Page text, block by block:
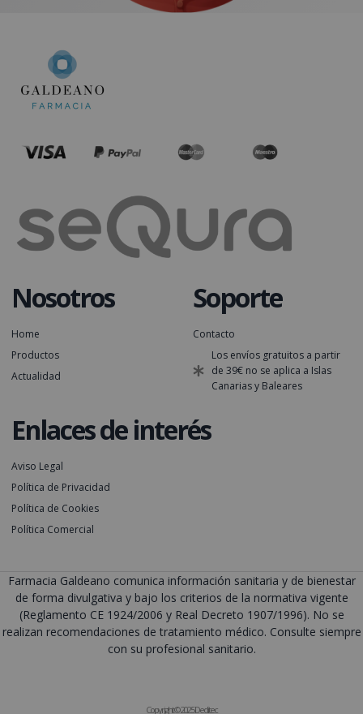
Nosotros
Home
Productos
Actualidad
Soporte
Contacto
Los envíos gratuitos a partir
de 39€ no se aplica a Islas
Canarias y Baleares
Enlaces de interés
Aviso Legal
Política de Privacidad
Política de Cookies
Política Comercial
Farmacia Galdeano comunica información sanitaria y de bienestar
de forma divulgativa y bajo los criterios de la normativa vigente
(Reglamento CE 1924/2006 y Real Decreto 1907/1996). No se
realizan recomendaciones de tratamiento médico. Consulte siempre
con su profesional sanitario.
Copyright © 2025 Deditec